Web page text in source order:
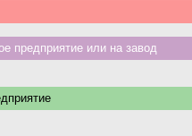
предприятие или на завод